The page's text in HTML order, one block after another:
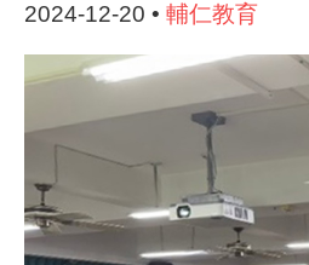
2024-12-20 • 輔仁教育